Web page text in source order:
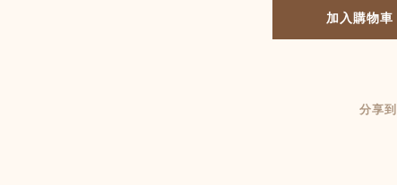
加入購物車
分享到